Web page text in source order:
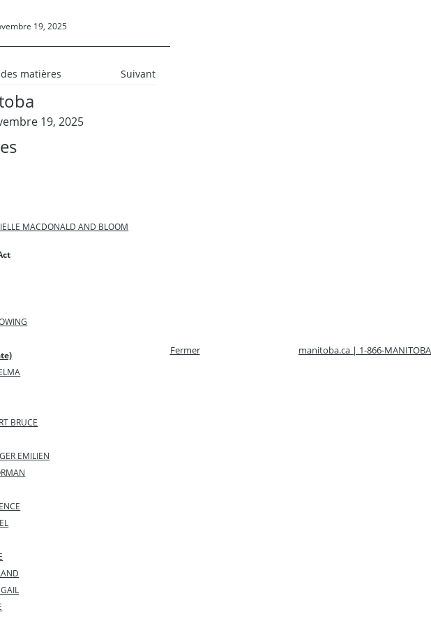
19, 2025
matières Suivant
19, 2025
MACDONALD AND BLOOM
BRUCE
EMILIEN
Fermer manitoba.ca | 1-866-MANITOBA